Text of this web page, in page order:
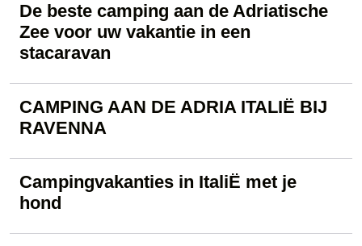
De beste camping aan de Adriatische
Zee voor uw vakantie in een
stacaravan
​CAMPING AAN DE ADRIA ITALIË BIJ
RAVENNA
Campingvakanties in ItaliË met je
hond